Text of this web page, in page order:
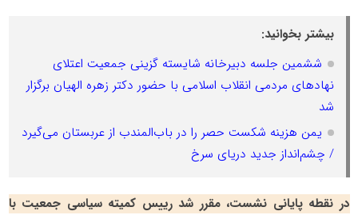
بیشتر بخوانید:
ششمین جلسه دبیرخانه شایسته گزینی جمعیت اعتلای
نهادهای مردمی انقلاب اسلامی با حضور دکتر زهره الهیان برگزار
شد
یمن هزینه شکست حصر را در باب‌المندب از عربستان می‌گیرد
/ چشم‌انداز جدید دریای سرخ
در نقطه پایانی نشست، مقرر شد رییس کمیته سیاسی جمعیت با